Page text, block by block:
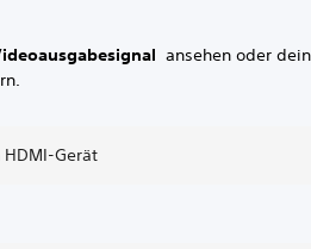
ansehen oder
Gerät